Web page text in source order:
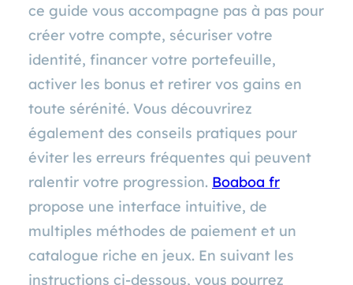
ce guide vous accompagne pas à pas pour
créer votre compte, sécuriser votre
identité, financer votre portefeuille,
activer les bonus et retirer vos gains en
toute sérénité. Vous découvrirez
également des conseils pratiques pour
éviter les erreurs fréquentes qui peuvent
ralentir votre progression. Boaboa fr
propose une interface intuitive, de
multiples méthodes de paiement et un
catalogue riche en jeux. En suivant les
instructions ci‑dessous, vous pourrez